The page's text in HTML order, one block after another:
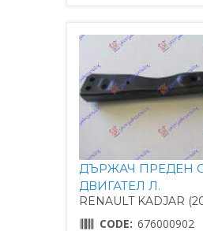
ДЪРЖАЧ ПРЕДЕН
ДВИГАТЕЛ Л.
RENAULT KADJAR
CODE: 676000902